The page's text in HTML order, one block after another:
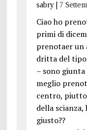
sabry| 7
Ciao ho
primi di
prenotaer un
dritta del
– sono
meglio
centro,
della
giusto??